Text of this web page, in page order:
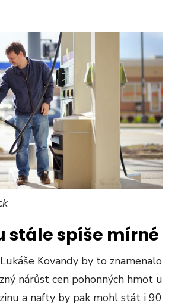
stále spíše mírné
Kovandy by to znamenalo
nárůst cen pohonných hmot u
a nafty by pak mohl stát i 90